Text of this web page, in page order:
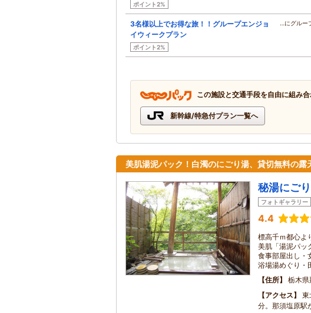
ポイント2%
3名様以上でお得な旅！！グループエンジョ
イウィークプラン
ポイント2%
…にグルー
この施設と交通手段を自由に組み
新幹線/特急付プラン一覧へ
美肌湯泥パック！白濁のにごり湯、貸切無料の露
秘湯にご
フォトギャラリー
4.4
標高千ｍ都心
美肌「湯泥パッ
食事部屋出し・
浴場湯めぐり・
住所
栃木
アクセス
東
分。那須塩原駅